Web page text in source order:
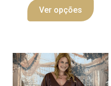
Ver opções